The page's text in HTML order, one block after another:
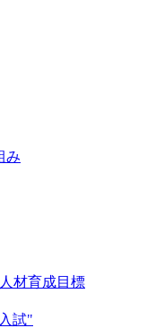
み
材育成目標
試"